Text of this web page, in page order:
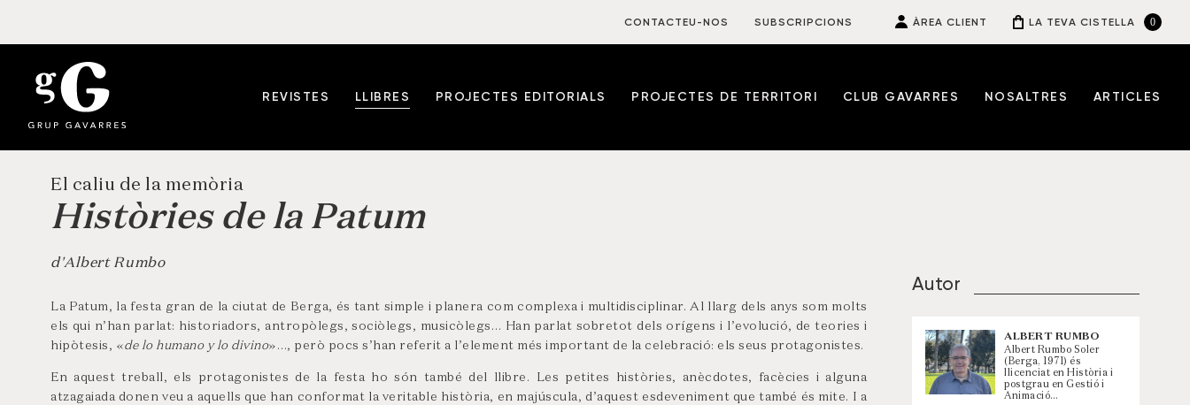
CONTACTEU-NOS SUBSCRIPCIONS ÀREA CLIENT LA TEVA CISTELLA 0
REVISTES LLIBRES PROJECTES EDITORIALS PROJECTES DE TERRITORI CLUB GAVARRES NOSALTRES ARTICLES
El caliu de la memòria
Històries de la Patum
d'Albert Rumbo
La Patum, la festa gran de la ciutat de Berga, és tant simple i planera com complexa i multidisciplinar. Al llarg dels anys som molts
els qui n’han parlat: historiadors, antropòlegs, sociòlegs, musicòlegs… Han parlat sobretot dels orígens i l’evolució, de teories i
hipòtesis, «de lo humano y lo divino»…, però pocs s’han referit a l’element més important de la celebració: els seus protagonistes.
En aquest treball, els protagonistes de la festa ho són també del llibre. Les petites històries, anècdotes, facècies i alguna
atzagaiada donen veu a aquells que han conformat la veritable història, en majúscula, d’aquest esdeveniment que també és mite. I a
Autor
ALBERT RUMBO
Albert Rumbo Soler
(Berga, 1971) és
llicenciat en Història i
postgrau en Gestió i
Animació…